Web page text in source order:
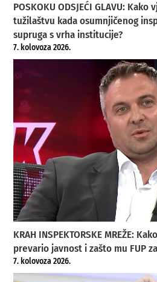
POSKOKU ODSJEĆI GLAVU:
tužilaštvu kada osumnjičenog
supruga s vrha institucije?
7. kolovoza 2026.
KRAH INSPEKTORSKE MREŽE:
prevario javnost i zašto mu FUP
7. kolovoza 2026.